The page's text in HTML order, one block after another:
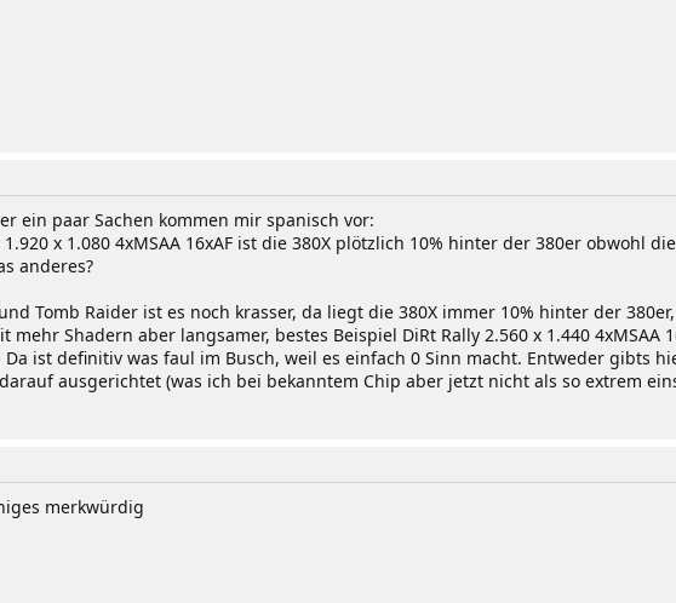
ein paar Sachen kommen mir spanisch vor:
x 1.080 4xMSAA 16xAF ist die 380X plötzlich 10% hinter der 380er obwohl
anderes?
Tomb Raider ist es noch krasser, da liegt die 380X immer 10% hinter der
mehr Shadern aber langsamer, bestes Beispiel DiRt Rally 2.560 x 1.440
Da ist definitiv was faul im Busch, weil es einfach 0 Sinn macht. Entweder gibts
ausgerichtet (was ich bei bekanntem Chip aber jetzt nicht als so extrem
merkwürdig